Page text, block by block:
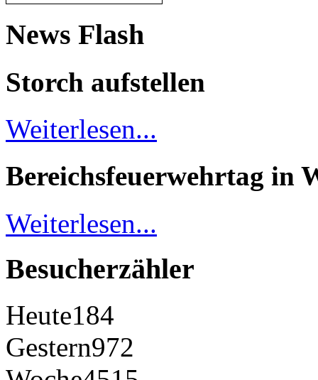
News Flash
Storch aufstellen
Weiterlesen...
Bereichsfeuerwehrtag in
Weiterlesen...
Besucherzähler
Heute184
Gestern972